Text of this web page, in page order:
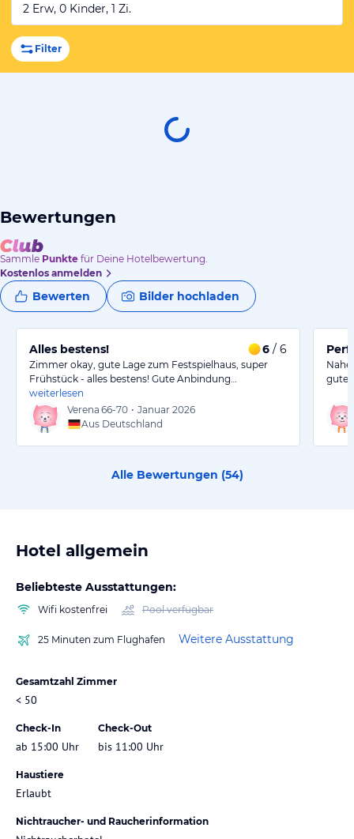
2 Erw, 0 Kinder, 1 Zi.
Filter
Bewertungen
Sammle Punkte für Deine Hotelbewertung.
Kostenlos anmelden
Bewerten Bilder hochladen
Alles bestens! 6 / 6
Zimmer okay, gute Lage zum Festspielhaus, super
Frühstück - alles bestens! Gute Anbindung…
weiterlesen
Verena 66-70 • Januar 2026
Aus Deutschland
Alle Bewertungen (54)
Hotel allgemein
Beliebteste Ausstattungen:
Wifi kostenfrei Pool verfügbar
25 Minuten zum Flughafen Weitere Ausstattung
Gesamtzahl Zimmer
< 50
Check-In
ab 15:00 Uhr
Check-Out
bis 11:00 Uhr
Haustiere
Erlaubt
Nichtraucher- und Raucherinformation